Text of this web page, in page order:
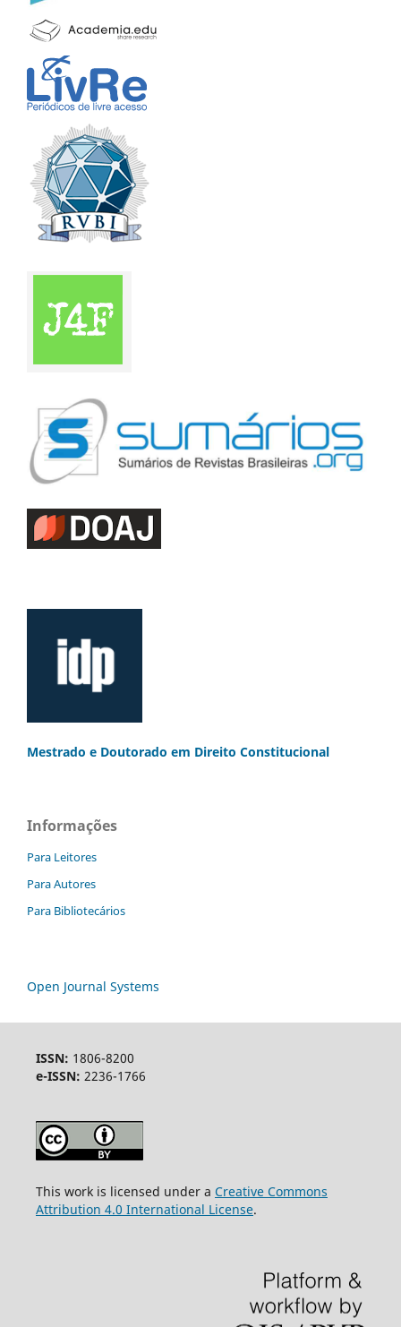
Mestrado e Doutorado em Direito Constitucional
Informações
Para Leitores
Para Autores
Para Bibliotecários
Open Journal Systems
ISSN: 1806-8200
e-ISSN: 2236-1766
This work is licensed under a Creative Commons
Attribution 4.0 International License.